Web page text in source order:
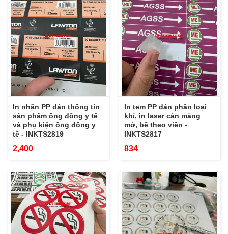
In nhãn PP dán thông tin
sản phẩm ống đồng y tế
và phụ kiện ống đồng y
tế - INKTS2819
2,400
In tem PP dán phân loại
khí, in laser cán màng
mờ, bế theo viền -
INKTS2817
834